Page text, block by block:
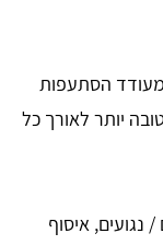
מעודד הסתעפות
יותר לאורך כל
נגועים, איסוף